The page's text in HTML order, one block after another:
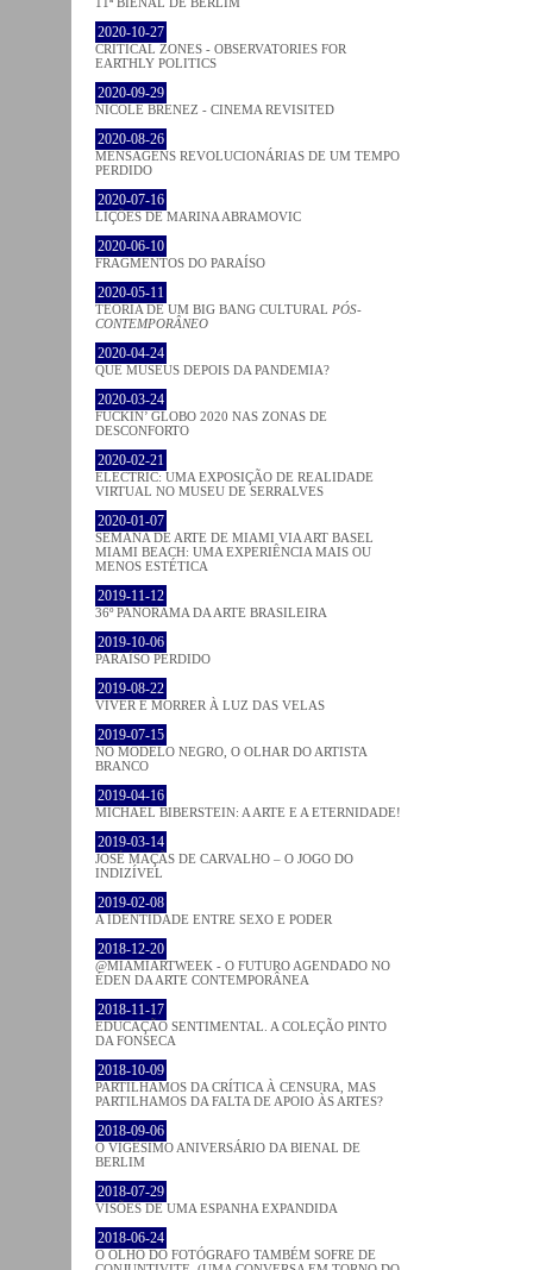
2020-10-27
CRITICAL ZONES - OBSERVATORIES FOR
EARTHLY POLITICS
2020-09-29
NICOLE BRENEZ - CINEMA REVISITED
2020-08-26
MENSAGENS REVOLUCIONÁRIAS DE UM TEMPO
PERDIDO
2020-07-16
LIÇÕES DE MARINA ABRAMOVIC
2020-06-10
FRAGMENTOS DO PARAÍSO
2020-05-11
TEORIA DE UM BIG BANG CULTURAL PÓS-
CONTEMPORÂNEO
2020-04-24
QUE MUSEUS DEPOIS DA PANDEMIA?
2020-03-24
FUCKIN’ GLOBO 2020 NAS ZONAS DE
DESCONFORTO
2020-02-21
ELECTRIC: UMA EXPOSIÇÃO DE REALIDADE
VIRTUAL NO MUSEU DE SERRALVES
2020-01-07
SEMANA DE ARTE DE MIAMI VIA ART BASEL
MIAMI BEACH: UMA EXPERIÊNCIA MAIS OU
MENOS ESTÉTICA
2019-11-12
36º PANORAMA DA ARTE BRASILEIRA
2019-10-06
PARAÍSO PERDIDO
2019-08-22
VIVER E MORRER À LUZ DAS VELAS
2019-07-15
NO MODELO NEGRO, O OLHAR DO ARTISTA
BRANCO
2019-04-16
MICHAEL BIBERSTEIN: A ARTE E A ETERNIDADE!
2019-03-14
JOSÉ MAÇÃS DE CARVALHO – O JOGO DO
INDIZÍVEL
2019-02-08
A IDENTIDADE ENTRE SEXO E PODER
2018-12-20
@MIAMIARTWEEK - O FUTURO AGENDADO NO
ÉDEN DA ARTE CONTEMPORÂNEA
2018-11-17
EDUCAÇÃO SENTIMENTAL. A COLEÇÃO PINTO
DA FONSECA
2018-10-09
PARTILHAMOS DA CRÍTICA À CENSURA, MAS
PARTILHAMOS DA FALTA DE APOIO ÀS ARTES?
2018-09-06
O VIGÉSIMO ANIVERSÁRIO DA BIENAL DE
BERLIM
2018-07-29
VISÕES DE UMA ESPANHA EXPANDIDA
2018-06-24
O OLHO DO FOTÓGRAFO TAMBÉM SOFRE DE